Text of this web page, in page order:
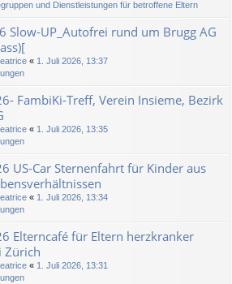
und Dienstleistungen für betroffene Eltern
Slow-UP_Autofrei rund um Brugg AG
« 1. Juli 2026, 13:37
FambiKi-Treff, Verein Insieme, Bezirk
« 1. Juli 2026, 13:35
US-Car Sternenfahrt für Kinder aus
« 1. Juli 2026, 13:34
Elterncafé für Eltern herzkranker
Zürich
« 1. Juli 2026, 13:31